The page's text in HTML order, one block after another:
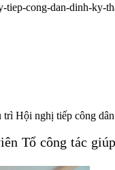
tiep-cong-dan-dinh-ky-
Hội nghị tiếp công
Tổ công tác